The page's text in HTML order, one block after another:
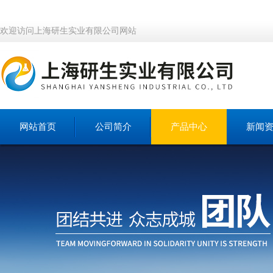
欢迎访问上海研生实业有限公司网站
网站首页 公司简介 产品中心 新闻